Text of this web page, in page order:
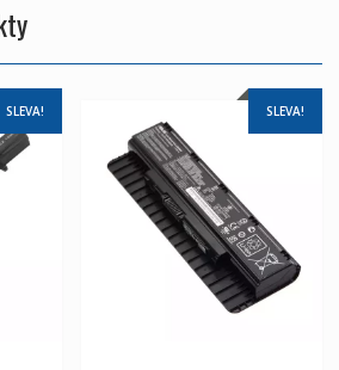
SLEVA! SLEVA!